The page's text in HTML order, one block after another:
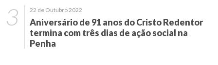
22 de Outubro 2022
Aniversário de 91 anos do Cristo Redentor
termina com três dias de ação social na
Penha